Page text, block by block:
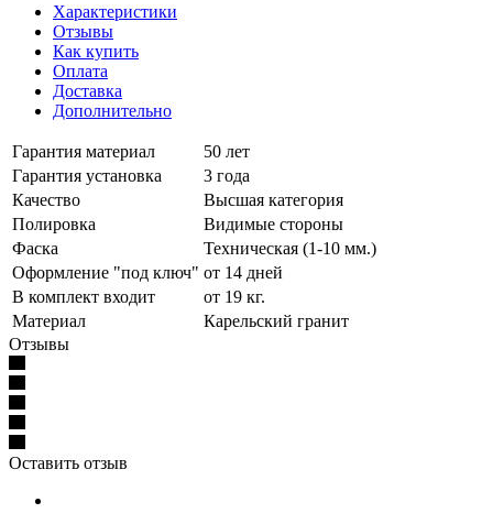
Характеристики
Отзывы
Как купить
Оплата
Доставка
Дополнительно
Гарантия материал
50 лет
Гарантия установка
3 года
Качество
Высшая категория
Полировка
Видимые стороны
Фаска
Техническая (1-10 мм.)
Оформление "под ключ" от 14 дней
В комплект входит
от 19 кг.
Материал
Карельский гранит
Отзывы
Оставить отзыв